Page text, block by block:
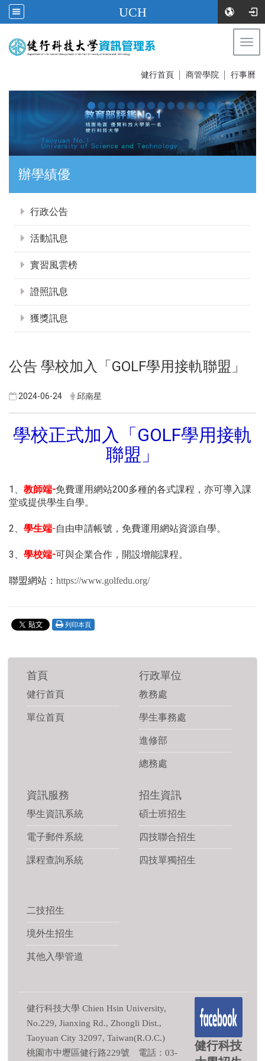
UCH
健行首頁 商管學院 行事曆
辦學績優
行政公告
活動訊息
實習風雲榜
證照訊息
獲獎訊息
公告 學校加入「GOLF學用接軌聯盟」
2024-06-24 邱南星
學校正式加入「GOLF學用接軌
聯盟」
1、 教師端-免費運用網站200多種的各式課程，亦可導入課
堂或提供學生自學。
2、 學生端-自由申請帳號，免費運用網站資源自學。
3、 學校端-可與企業合作，開設增能課程。
聯盟網站： https://www.golfedu.org/
列印本頁
首頁
健行首頁
單位首頁
行政單位
教務處
學生事務處
進修部
總務處
資訊服務
學生資訊系統
電子郵件系統
課程查詢系統
招生資訊
碩士班招生
四技聯合招生
四技單獨招生
二技招生
境外生招生
其他入學管道
健行科技大學 Chien Hsin University,
No.229, Jianxing Rd., Zhongli Dist.,
Taoyuan City 32097, Taiwan(R.O.C.)
桃園市中壢區健行路229號 電話：03-
健行科技